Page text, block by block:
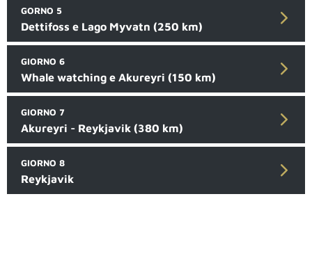
GORNO 5
Dettifoss e Lago Myvatn (250 km)
GIORNO 6
Whale watching e Akureyri (150 km)
GIORNO 7
Akureyri - Reykjavik (380 km)
GIORNO 8
Reykjavik